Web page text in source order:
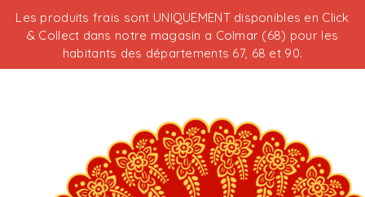
Les produits frais sont UNIQUEMENT disponibles en Click
& Collect dans notre magasin a Colmar (68) pour les
habitants des départements 67, 68 et 90.